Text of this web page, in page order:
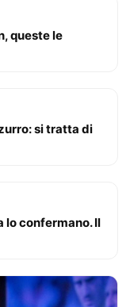
queste le
si tratta di
lo confermano. Il